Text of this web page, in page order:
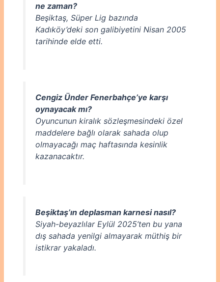
ne zaman?
Beşiktaş, Süper Lig bazında
Kadıköy’deki son galibiyetini Nisan 2005
tarihinde elde etti.
Cengiz Ünder Fenerbahçe’ye karşı
oynayacak mı?
Oyuncunun kiralık sözleşmesindeki özel
maddelere bağlı olarak sahada olup
olmayacağı maç haftasında kesinlik
kazanacaktır.
Beşiktaş’ın deplasman karnesi nasıl?
Siyah-beyazlılar Eylül 2025’ten bu yana
dış sahada yenilgi almayarak müthiş bir
istikrar yakaladı.